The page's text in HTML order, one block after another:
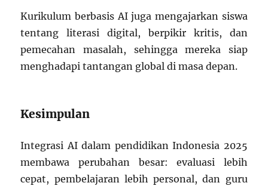
Kurikulum berbasis AI juga mengajarkan siswa
tentang literasi digital, berpikir kritis, dan
pemecahan masalah, sehingga mereka siap
menghadapi tantangan global di masa depan.
Kesimpulan
Integrasi AI dalam pendidikan Indonesia 2025
membawa perubahan besar: evaluasi lebih
cepat, pembelajaran lebih personal, dan guru